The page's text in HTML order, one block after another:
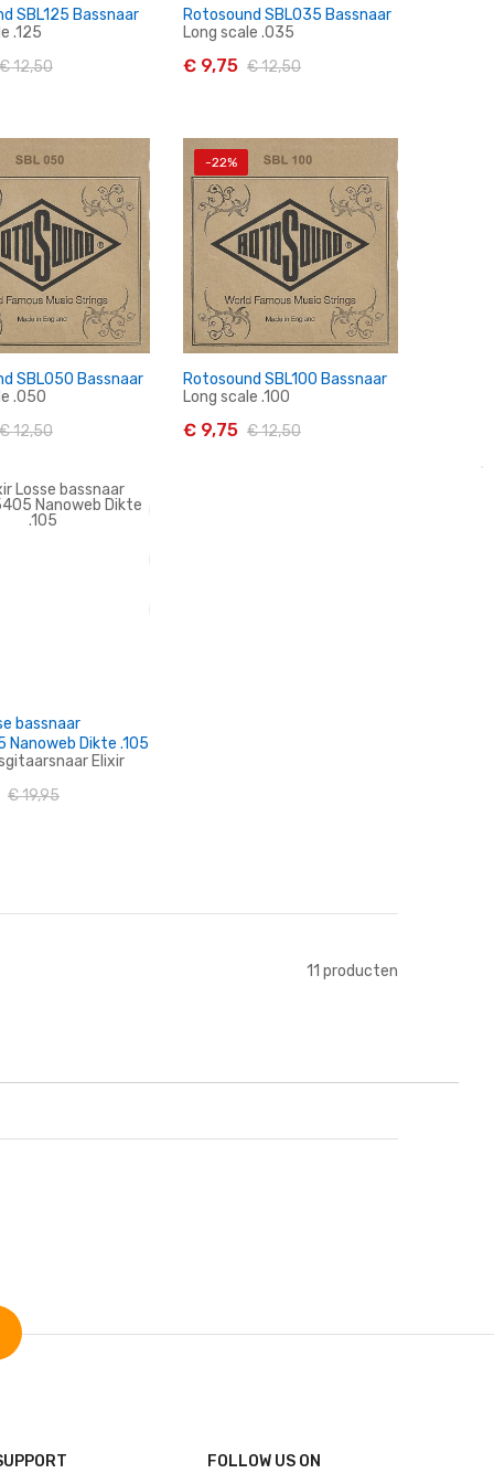
Winkelwagen
SBL125 Bassnaar
.125
€ 12,50
In Winkelwagen
Rotosound SBL035 Bassnaar
Long scale .035
€ 9,75 € 12,50
SBL050 Bassnaar
.050
€ 12,50
-22%
Rotosound SBL100 Bassnaar
Long scale .100
€ 9,75 € 12,50
bassnaar
Nanoweb Dikte .105
Elixir
€ 19,95
11 producten
FOLLOW US ON